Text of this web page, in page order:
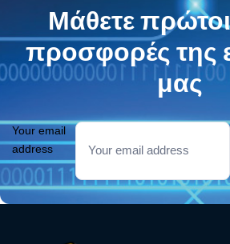
Μάθετε πρώτοι
προσφορές της
μας
Your email
address